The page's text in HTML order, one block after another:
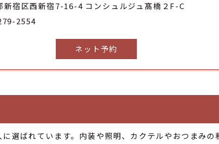
新宿区西新宿7-16-4 コンシュルジュ髙橋２F-C
2554
ネット予約
選ばれています。内装や照明、カクテルやおつまみの